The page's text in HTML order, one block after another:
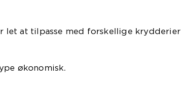
let at tilpasse med forskellige krydderier
økonomisk.